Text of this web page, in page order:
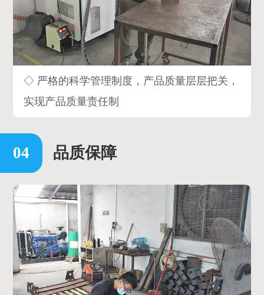
◇ 严格的科学管理制度，产品质量层层把关，
实现产品质量责任制
品质保障